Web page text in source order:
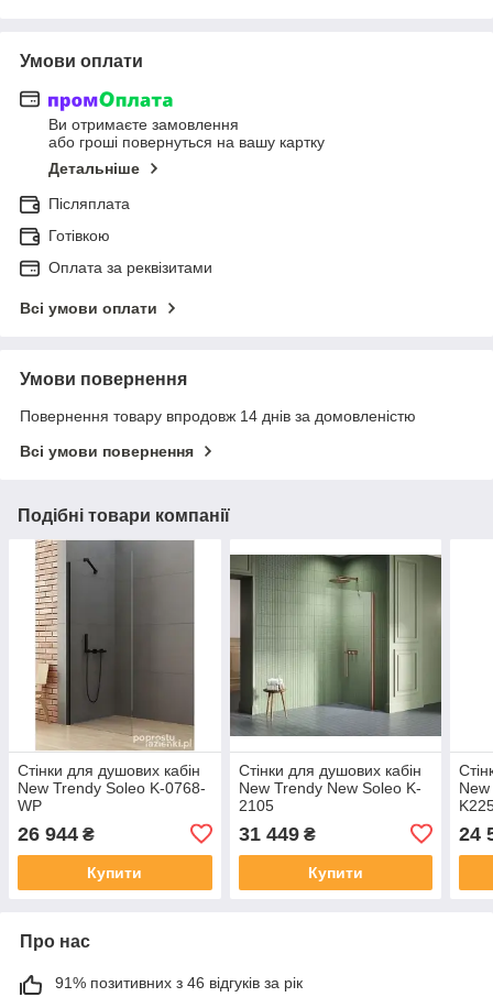
Умови оплати
Ви отримаєте замовлення
або гроші повернуться на вашу картку
Детальніше
Післяплата
Готівкою
Оплата за реквізитами
Всі умови оплати
Умови повернення
Повернення товару впродовж 14 днів за домовленістю
Всі умови повернення
Подібні товари компанії
Стінки для душових кабін
New Trendy Soleo K-0768-
WP
26 944 ₴
Купити
Стінки для душових кабін
New Trendy New Soleo K-
2105
31 449₴
Купити
24
Про нас
91% позитивних з 46 відгуків за рік